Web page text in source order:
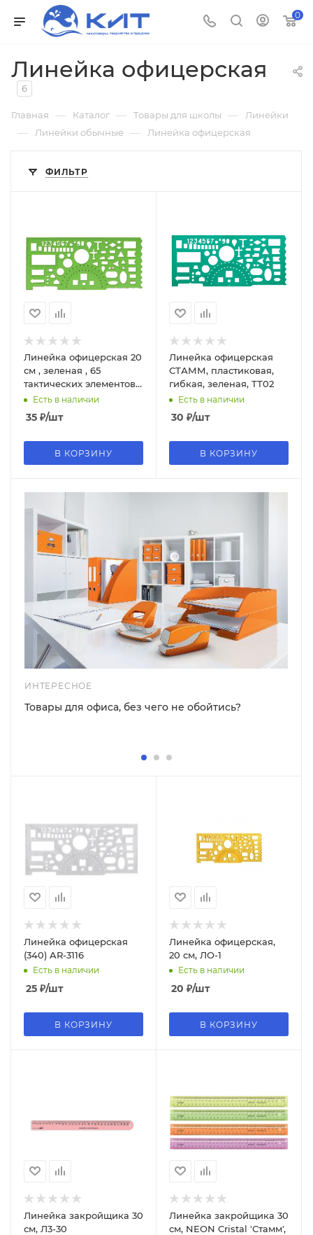
0
Линейка офицерская
6
Главная — Каталог — Товары для школы — Линейки
— Линейки обычные — Линейка офицерская
ФИЛЬТР
Линейка офицерская 20
см , зеленая , 65
тактических элементов,
ТТ01Есть в наличии
35 ₽/шт
В КОРЗИНУ
Линейка офицерская
СТАММ, пластиковая,
гибкая, зеленая, ТТ02
Есть в наличии
30 ₽/шт
В КОРЗИНУ
ИНТЕРЕСНОЕ
Товары для офиса, без чего не обойтись?
Линейка офицерская
(340) AR-3116
Есть в наличии
25 ₽/шт
В КОРЗИНУ
Линейка офицерская,
20 см, ЛО-1
Есть в наличии
20 ₽/шт
В КОРЗИНУ
Линейка закройщика 30
см, Л3-30
Линейка закройщика 30
см, NEON Cristal 'Стамм',